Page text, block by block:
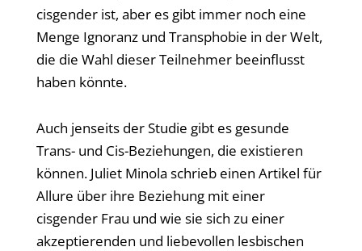
cisgender ist, aber es gibt immer noch eine
Menge Ignoranz und Transphobie in der Welt,
die die Wahl dieser Teilnehmer beeinflusst
haben könnte.
Auch jenseits der Studie gibt es gesunde
Trans- und Cis-Beziehungen, die existieren
können. Juliet Minola schrieb einen Artikel für
Allure über ihre Beziehung mit einer
cisgender Frau und wie sie sich zu einer
akzeptierenden und liebevollen lesbischen